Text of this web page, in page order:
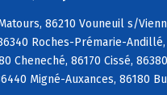
86210 Vouneuil s/
Roches-Prémarie-
Cheneché, 86170 Cissé,
Migné-Auxances, 86180